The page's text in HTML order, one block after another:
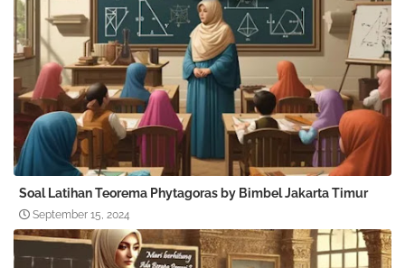
Soal Latihan Teorema Phytagoras by Bimbel Jakarta Timur
September 15, 2024